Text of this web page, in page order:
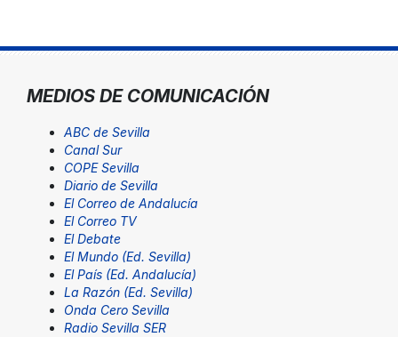
MEDIOS DE COMUNICACIÓN
ABC de Sevilla
Canal Sur
COPE Sevilla
Diario de Sevilla
El Correo de Andalucía
El Correo TV
El Debate
El Mundo (Ed. Sevilla)
El País (Ed. Andalucía)
La Razón (Ed. Sevilla)
Onda Cero Sevilla
Radio Sevilla SER